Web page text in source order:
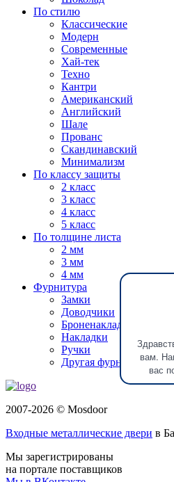
вам.
вас
По стилю
Классические
Модерн
Современные
Хай-тек
Техно
Кантри
Американский
Английский
Шале
Прованс
Скандинавский
Минимализм
По классу защиты
2 класс
3 класс
4 класс
5 класс
По толщине листа
2 мм
3 мм
4 мм
Фурнитура
Замки
Доводчики
Броненакладки
Накладки
Ручки
Другая фурнитура
2007-2026 © Mosdoor
Входные металлические двери в
Мы зарегистрированы
на портале поставщиков